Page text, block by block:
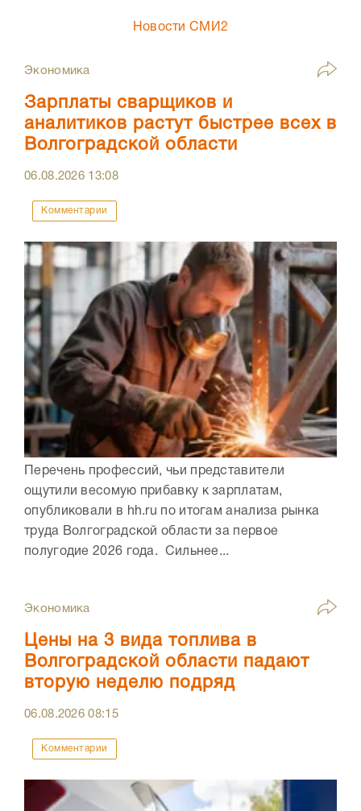
Новости СМИ2
Экономика
Зарплаты сварщиков и
аналитиков растут быстрее всех в
Волгоградской области
06.08.2026 13:08
Комментарии
Перечень профессий, чьи представители
ощутили весомую прибавку к зарплатам,
опубликовали в hh.ru по итогам анализа рынка
труда Волгоградской области за первое
полугодие 2026 года. Сильнее...
Экономика
Цены на 3 вида топлива в
Волгоградской области падают
вторую неделю подряд
06.08.202608:15
Комментарии